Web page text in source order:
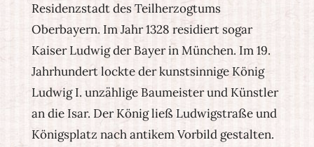
Residenzstadt des Teilherzogtums
Oberbayern. Im Jahr 1328 residiert sogar
Kaiser Ludwig der Bayer in München. Im 19.
Jahrhundert lockte der kunstsinnige König
Ludwig I. unzählige Baumeister und Künstler
an die Isar. Der König ließ Ludwigstraße und
Königsplatz nach antikem Vorbild gestalten.